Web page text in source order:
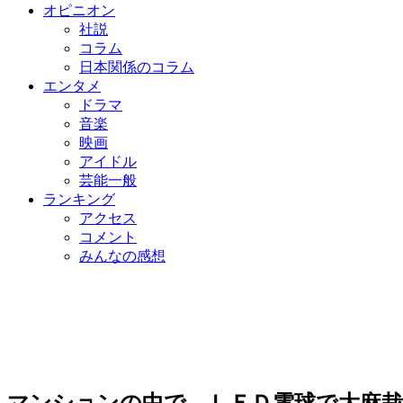
オピニオン
社説
コラム
日本関係のコラム
エンタメ
ドラマ
音楽
映画
アイドル
芸能一般
ランキング
アクセス
コメント
みんなの感想